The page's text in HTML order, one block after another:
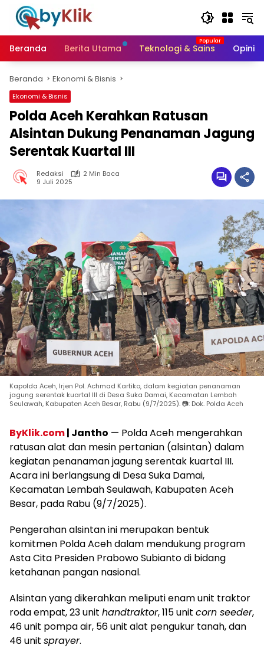
Langsung
konten
Beranda
Berita Utama Teknologi & Sains Opini
Beranda Ekonomi & Bisnis
Ekonomi & Bisnis
Polda Aceh Kerahkan Ratusan
Alsintan Dukung Penanaman Jagung
Serentak Kuartal III
Redaksi
2 Min Baca
9 Juli 2025
Kapolda Aceh, Irjen Pol. Achmad Kartiko, dalam kegiatan penanaman
jagung serentak kuartal III di Desa Suka Damai, Kecamatan Lembah
Seulawah, Kabupaten Aceh Besar, Rabu (9/7/2025). 📷: Dok. Polda Aceh
ByKlik.com| Jantho — Polda Aceh mengerahkan
ratusan alat dan mesin pertanian (alsintan) dalam
kegiatan penanaman jagung serentak kuartal III.
Acara ini berlangsung di Desa Suka Damai,
Kecamatan Lembah Seulawah, Kabupaten Aceh
Besar, pada Rabu (9/7/2025).
Pengerahan alsintan ini merupakan bentuk
komitmen Polda Aceh dalam mendukung program
Asta Cita Presiden Prabowo Subianto di bidang
ketahanan pangan nasional.
Alsintan yang dikerahkan meliputi enam unit traktor
roda empat, 23 unit handtraktor, 115 unit corn seeder,
46 unit pompa air, 56 unit alat pengukur tanah, dan
46 unit sprayer.